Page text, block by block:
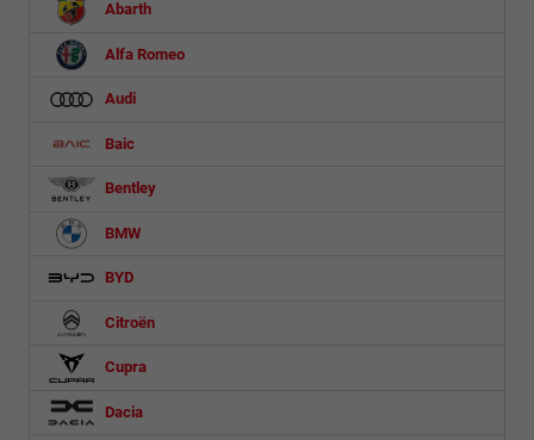
Abarth
Alfa Romeo
Audi
Baic
Bentley
BMW
BYD
Citroën
Cupra
Dacia